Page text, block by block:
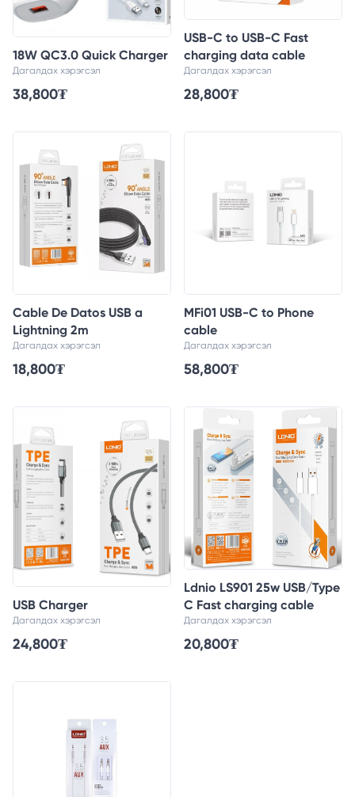
18W QC3.0 Quick Charger
Дагалдах хэрэгсэл
38,800₮
USB-C to USB-C Fast
charging data cable
Дагалдах хэрэгсэл
28,800₮
Cable De Datos USB a
Lightning 2m
Дагалдах хэрэгсэл
18,800₮
MFi01 USB-C to Phone
cable
Дагалдах хэрэгсэл
58,800₮
USB Charger
Дагалдах хэрэгсэл
24,800₮
Ldnio LS901 25w USB/Type
C Fast charging cable
Дагалдах хэрэгсэл
20,800₮